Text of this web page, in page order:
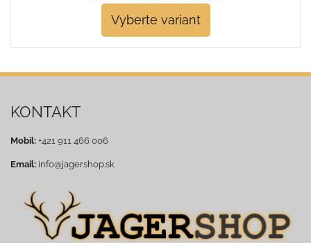
Vyberte variant
KONTAKT
Mobil: +421 911 466 006
Email: info@jagershop.sk